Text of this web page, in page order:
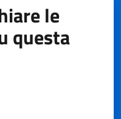
le
questa